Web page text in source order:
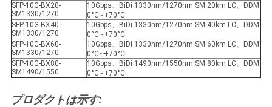
SFP-10G-BX20-
SM1330/1270
10Gbps、BiDi 1330nm/1270nm SM 20km LC、DDM
0°C~+70°C
SFP-10G-BX40-
SM1330/1270
10Gbps、BiDi 1330nm/1270nm SM 40km LC、DDM
0°C~+70°C
SFP-10G-BX60-
SM1330/1270
10Gbps、BiDi 1330nm/1270nm SM 60km LC、DDM
0°C~+70°C
SFP-10G-BX80-
SM1490/1550
10Gbps、BiDi 1490nm/1550nm SM 80km LC、DDM
0°C~+70°C
プロダクトは示す: